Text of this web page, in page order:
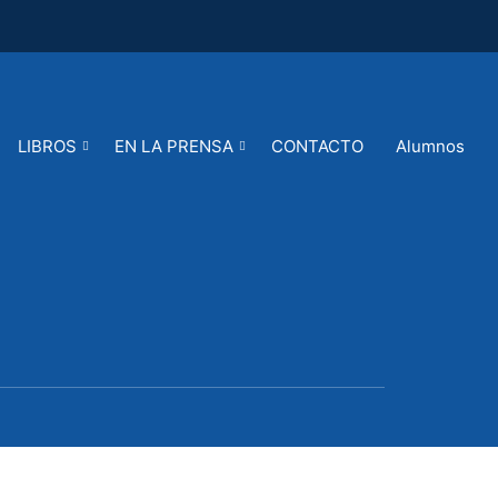
LIBROS EN LA PRENSA CONTACTO Alumnos